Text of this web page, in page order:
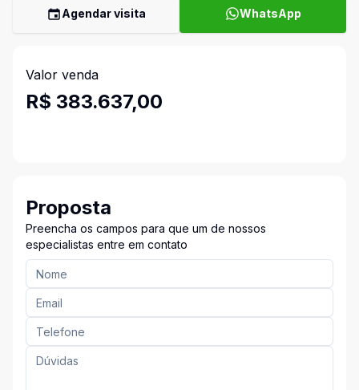
Agendar visita WhatsApp
Valor venda
R$ 383.637,00
Proposta
Preencha os campos para que um de nossos
especialistas entre em contato